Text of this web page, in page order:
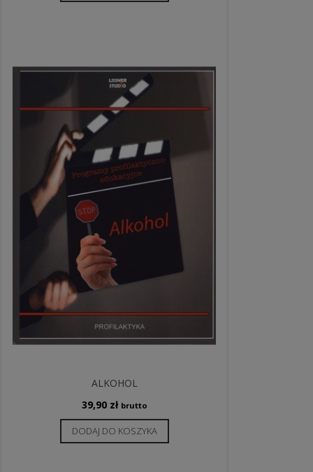
ALKOHOL
39,90 zł brutto
DODAJ DO KOSZYKA